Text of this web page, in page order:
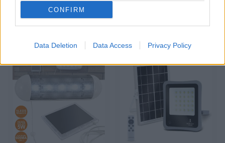
CONFIRM
Data Deletion Data Access Privacy Policy
equipamentos eletrônicos
2 179,00€